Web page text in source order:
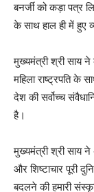
बनर्जी को कड़ा पत्र
के साथ हाल ही में हुए
मुख्यमंत्री श्री साय
महिला राष्ट्रपति के
देश की सर्वोच्च
है।
मुख्यमंत्री श्री साय
और शिष्टाचार पूरी
बदलने की हमारी